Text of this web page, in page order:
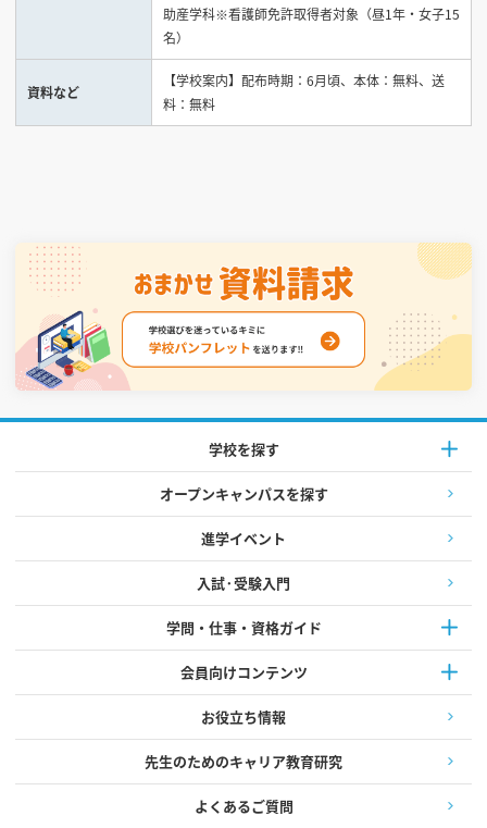
助産学科※看護師免許取得者対象（昼1年・女子15
名）
資料など
【学校案内】配布時期：6月頃、本体：無料、送
料：無料
学校を探す
オープンキャンパスを探す
進学イベント
入試·受験入門
学問・仕事・資格ガイド
会員向けコンテンツ
お役立ち情報
先生のためのキャリア教育研究
よくあるご質問